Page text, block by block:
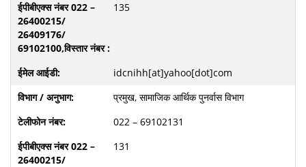
135
idcnihh[at]yahoo[dot]com
प्रमुख, सामाजिक आर्थिक पुनर्वास विभाग
022 – 69102131
131